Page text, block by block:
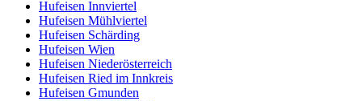
Hufeisen Innviertel
Hufeisen Mühlviertel
Hufeisen Schärding
Hufeisen Wien
Hufeisen Niederösterreich
Hufeisen Ried im Innkreis
Hufeisen Gmunden